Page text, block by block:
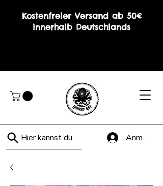
Kostenfreier Versand ab 50€
innerhalb Deutschlands
Hier kannst du suchen! Anmelden